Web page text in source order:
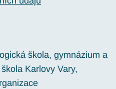
škola, gymnázium a
Karlovy Vary,